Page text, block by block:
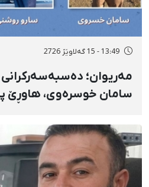
13:49 - 15 گەلاوێژ 2726
مەریوان؛
سامان خوسرەوی، هاوڕێ
گواستنەوەیان بۆ شوێنێکی